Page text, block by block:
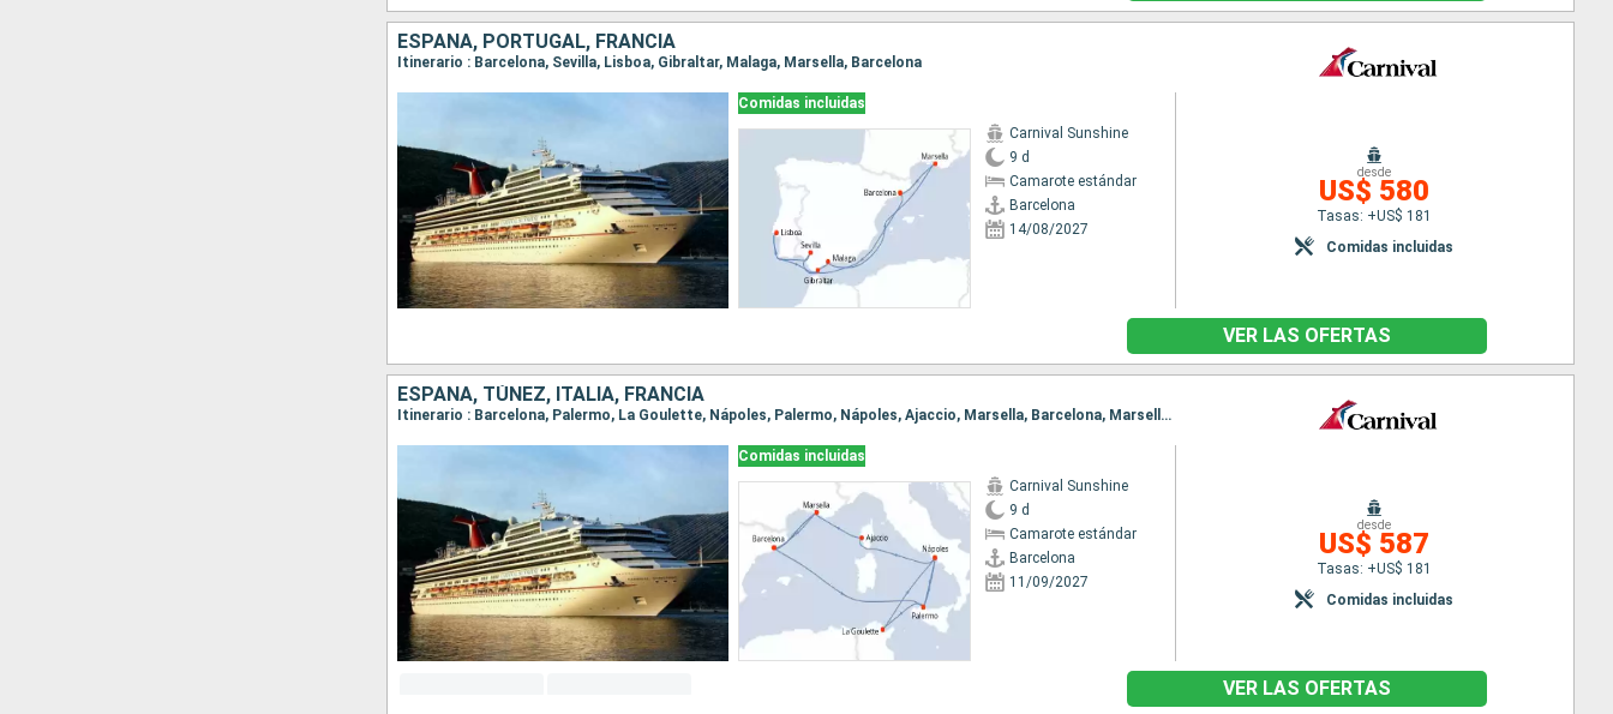
ESPAÑA, PORTUGAL, FRANCIA
Itinerario : Barcelona, Sevilla, Lisboa, Gibraltar, Malaga, Marsella, Barcelona
Comidas incluidas
Carnival Sunshine
9 d
Camarote estándar
Barcelona
14/08/2027
desde
US$ 580
Tasas: +US$ 181
Comidas incluidas
VER LAS OFERTAS
ESPAÑA, TÚNEZ, ITALIA, FRANCIA
Itinerario : Barcelona, Palermo, La Goulette, Nápoles, Palermo, Nápoles, Ajaccio, Marsella, Barcelona, Marsella, Barcelona
Comidas incluidas
Carnival Sunshine
9 d
Camarote estándar
Barcelona
11/09/2027
desde
US$ 587
Tasas: +US$ 181
Comidas incluidas
VER LAS OFERTAS